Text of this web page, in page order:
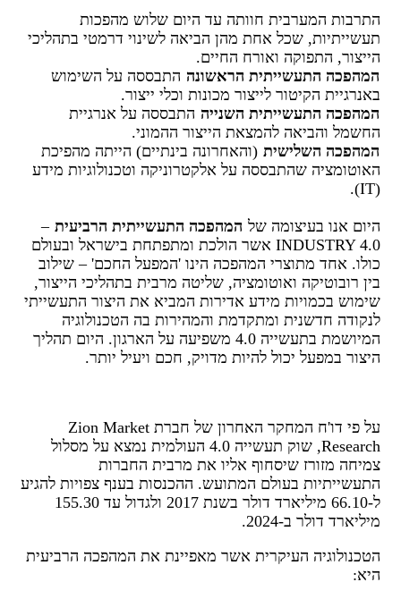
התרבות המערבית חוותה עד היום שלוש מהפכות
תעשייתיות, שכל אחת מהן הביאה לשינוי דרמטי בתהליכי
הייצור, התפוקה ואורח החיים.
המהפכה התעשייתית הראשונה התבססה על השימוש
באנרגיית הקיטור לייצור מכונות וכלי ייצור.
המהפכה התעשייתית השנייה התבססה על אנרגיית
החשמל והביאה להמצאת הייצור ההמוני.
המהפכה השלישית (והאחרונה בינתיים) הייתה מהפיכת
האוטומציה שהתבססה על אלקטרוניקה וטכנולוגיות מידע
(IT).
היום אנו בעיצומה של המהפכה התעשייתית הרביעית –
INDUSTRY 4.0 אשר הולכת ומתפתחת בישראל ובעולם
כולו. אחד מתוצרי המהפכה הינו 'המפעל החכם' – שילוב
בין רובוטיקה ואוטומציה, שליטה מרבית בתהליכי הייצור,
שימוש בכמויות מידע אדירות המביא את היצור התעשייתי
לנקודה חדשנית ומתקדמת והמהירות בה הטכנולוגיה
המיושמת בתעשייה 4.0 משפיעה על הארגון. היום תהליך
היצור במפעל יכול להיות מדויק, חכם ויעיל יותר.
על פי דו'ח המחקר האחרון של חברת Zion Market
Research, שוק תעשייה 4.0 העולמית נמצא על מסלול
צמיחה מזורז שיסחוף אליו את מרבית החברות
התעשייתיות בעולם המתועש. ההכנסות בענף צפויות להגיע
ל-66.10 מיליארד דולר בשנת 2017 ולגדול עד 155.30
מיליארד דולר ב-2024.
הטכנולוגיה העיקרית אשר מאפיינת את המהפכה הרביעית
היא: